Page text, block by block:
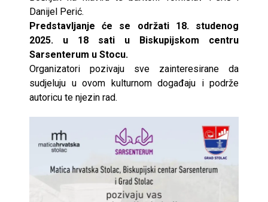
Danijel Perić.
Predstavljanje će se održati 18. studenog
2025. u 18 sati u Biskupijskom centru
Sarsenterum u Stocu.
Organizatori pozivaju sve zainteresirane da
sudjeluju u ovom kulturnom događaju i podrže
autoricu te njezin rad.